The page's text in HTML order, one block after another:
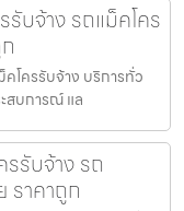
รับจ้าง รถแม็คโคร
คโครรับจ้าง บริการทั่ว
สบการณ์ แล
รรับจ้าง รถ
ราคาถูก